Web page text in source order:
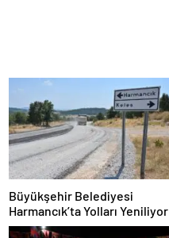
Büyükşehir Belediyesi
Harmancık’ta Yolları Yeniliyor